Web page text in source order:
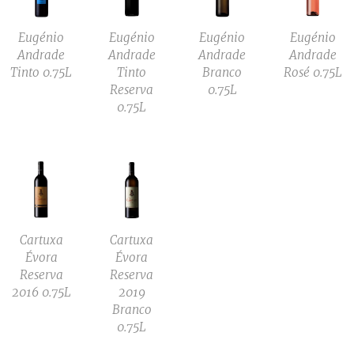
Eugénio
Andrade
Tinto 0.75L
Eugénio
Andrade
Tinto
Reserva
0.75L
Eugénio
Andrade
Branco
0.75L
Eugénio
Andrade
Rosé 0.75L
Cartuxa
Évora
Reserva
2016 0.75L
Cartuxa
Évora
Reserva
2019
Branco
0.75L